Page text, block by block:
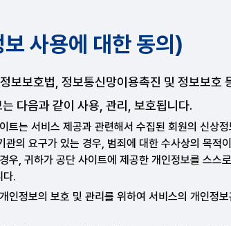
사용에 대한 동의)
보보호법, 정보통신망이용촉진 및 정보보호
다음과 같이 사용, 관리, 보호됩니다.
트는 서비스 제공과 관련해서 수집된 회원의 신상
관의 요구가 있는 경우, 범죄에 대한 수사상의 목
우, 귀하가 공단 사이트에 제공한 개인정보를 스
다.
인정보의 보호 및 관리를 위하여 서비스의 개인정